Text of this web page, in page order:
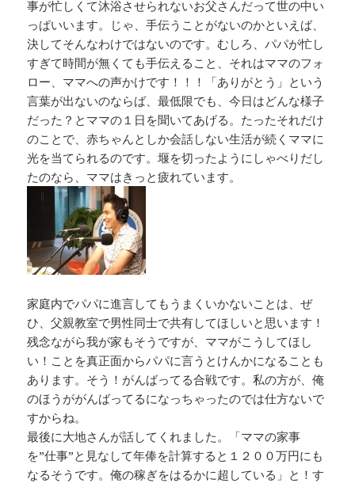
事が忙しくて沐浴させられないお父さんだって世の中い
っぱいいます。じゃ、手伝うことがないのかといえば、
決してそんなわけではないのです。むしろ、パパが忙し
すぎて時間が無くても手伝えること、それはママのフォ
ロー、ママへの声かけです！！！「ありがとう」という
言葉が出ないのならば、最低限でも、今日はどんな様子
だった？とママの１日を聞いてあげる。たったそれだけ
のことで、赤ちゃんとしか会話しない生活が続くママに
光を当てられるのです。堰を切ったようにしゃべりだし
たのなら、ママはきっと疲れています。
家庭内でパパに進言してもうまくいかないことは、ぜ
ひ、父親教室で男性同士で共有してほしいと思います！
残念ながら我が家もそうですが、ママがこうしてほし
い！ことを真正面からパパに言うとけんかになることも
あります。そう！がんばってる合戦です。私の方が、俺
のほうががんばってるになっちゃったのでは仕方ないで
すからね。
最後に大地さんが話してくれました。「ママの家事
を”仕事”と見なして年俸を計算すると１２００万円にも
なるそうです。俺の稼ぎをはるかに超している」と！す